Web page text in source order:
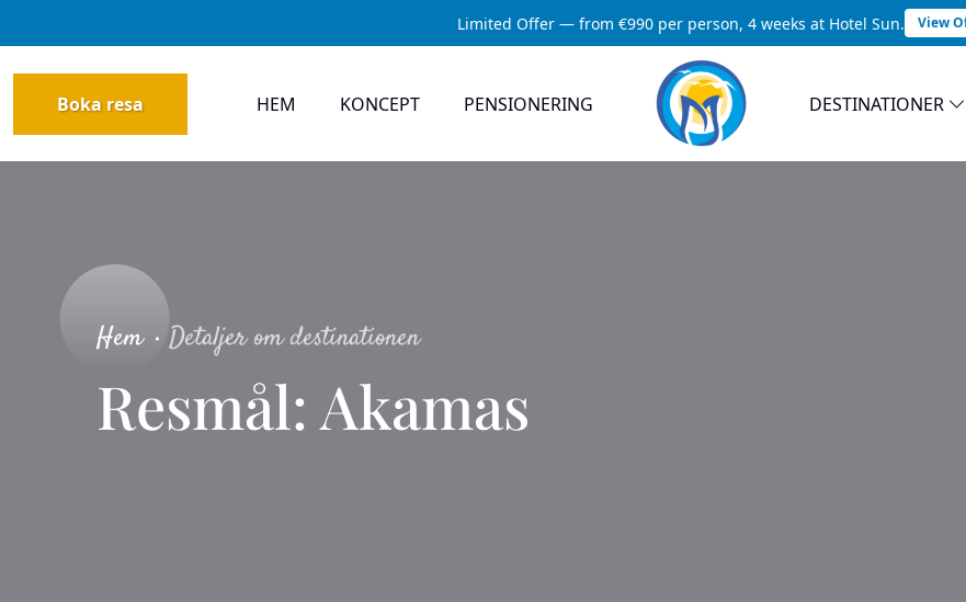
Limited Offer — from €990 per person, 4 weeks at Hotel Sun. View
Boka resa HEM KONCEPT PENSIONERING DESTINATIONER
Hem Detaljer om destinationen
Resmål: Akamas